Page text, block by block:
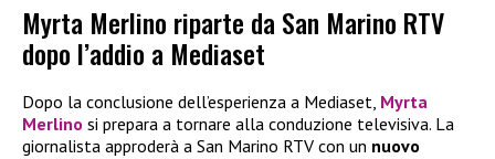
Myrta Merlino riparte da San Marino RTV
dopo l’addio a Mediaset
Dopo la conclusione dell’esperienza a Mediaset, Myrta
Merlino si prepara a tornare alla conduzione televisiva. La
giornalista approderà a San Marino RTV con un nuovo